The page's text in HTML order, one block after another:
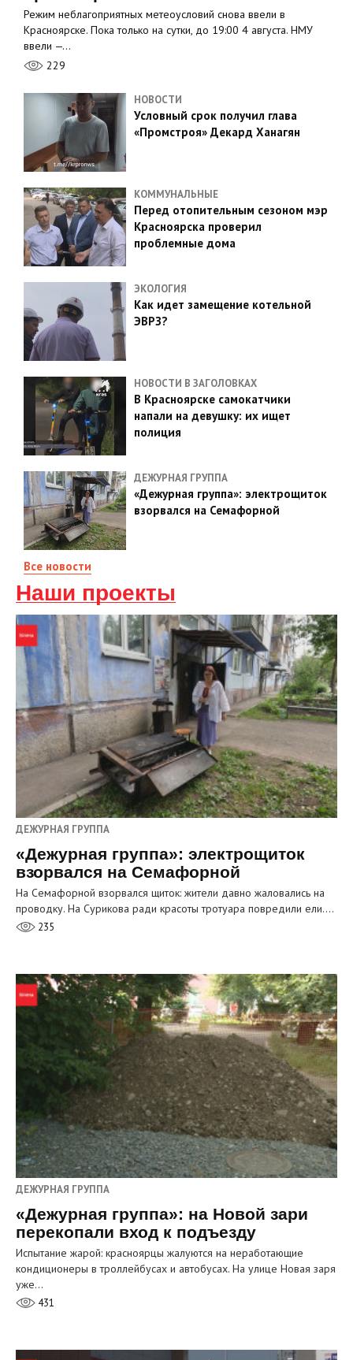
Режим неблагоприятных метеоусловий снова ввели в
Красноярске. Пока только на сутки, до 19:00 4 августа. НМУ
ввели —…
229
НОВОСТИ
Условный срок получил глава
«Промстроя» Декард Ханагян
КОММУНАЛЬНЫЕ
Перед отопительным сезоном мэр
Красноярска проверил
проблемные дома
ЭКОЛОГИЯ
Как идет замещение котельной
ЭВРЗ?
НОВОСТИ В ЗАГОЛОВКАХ
В Красноярске самокатчики
напали на девушку: их ищет
полиция
ДЕЖУРНАЯ ГРУППА
«Дежурная группа»: электрощиток
взорвался на Семафорной
Все новости
Наши проекты
ДЕЖУРНАЯ ГРУППА
«Дежурная группа»: электрощиток
взорвался на Семафорной
На Семафорной взорвался щиток: жители давно жаловались на
проводку. На Сурикова ради красоты тротуара повредили ели.…
235
ДЕЖУРНАЯ ГРУППА
«Дежурная группа»: на Новой зари
перекопали вход к подъезду
Испытание жарой: красноярцы жалуются на неработающие
кондиционеры в троллейбусах и автобусах. На улице Новая заря
уже…
431